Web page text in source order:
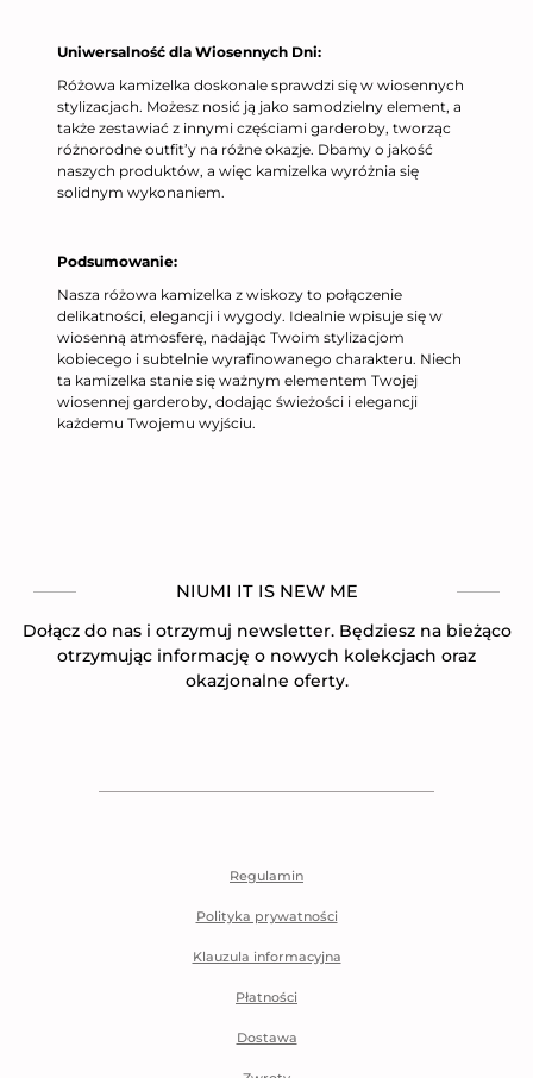
Uniwersalność dla Wiosennych Dni:
Różowa kamizelka doskonale sprawdzi się w wiosennych
stylizacjach. Możesz nosić ją jako samodzielny element, a
także zestawiać z innymi częściami garderoby, tworząc
różnorodne outfit’y na różne okazje. Dbamy o jakość
naszych produktów, a więc kamizelka wyróżnia się
solidnym wykonaniem.
Podsumowanie:
Nasza różowa kamizelka z wiskozy to połączenie
delikatności, elegancji i wygody. Idealnie wpisuje się w
wiosenną atmosferę, nadając Twoim stylizacjom
kobiecego i subtelnie wyrafinowanego charakteru. Niech
ta kamizelka stanie się ważnym elementem Twojej
wiosennej garderoby, dodając świeżości i elegancji
każdemu Twojemu wyjściu.
NIUMI IT IS NEW ME
Dołącz do nas i otrzymuj newsletter. Będziesz na bieżąco
otrzymując informację o nowych kolekcjach oraz
okazjonalne oferty.
Regulamin
Polityka prywatności
Klauzula informacyjna
Płatności
Dostawa